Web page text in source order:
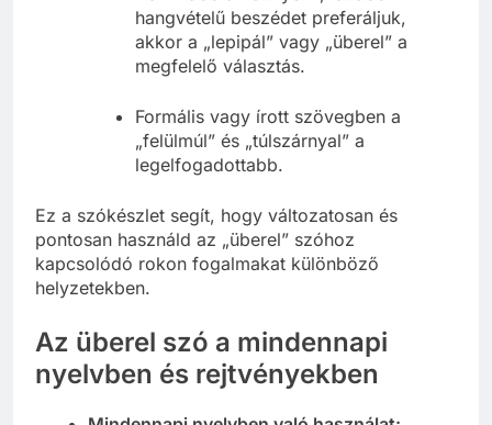
Ha inkább a köznyelvi, lazább
hangvételű beszédet preferáljuk,
akkor a „lepipál” vagy „überel” a
Formális vagy írott szövegben a
„felülmúl” és „túlszárnyal” a
Ez a szókészlet segít, hogy változatosan és
pontosan használd az „überel” szóhoz
kapcsolódó rokon fogalmakat különböző
Az überel szó a mindennapi
nyelvben és rejtvényekben